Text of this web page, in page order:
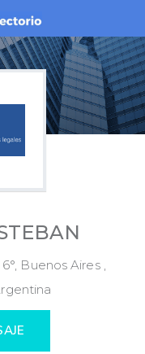
Buenos Aires ,